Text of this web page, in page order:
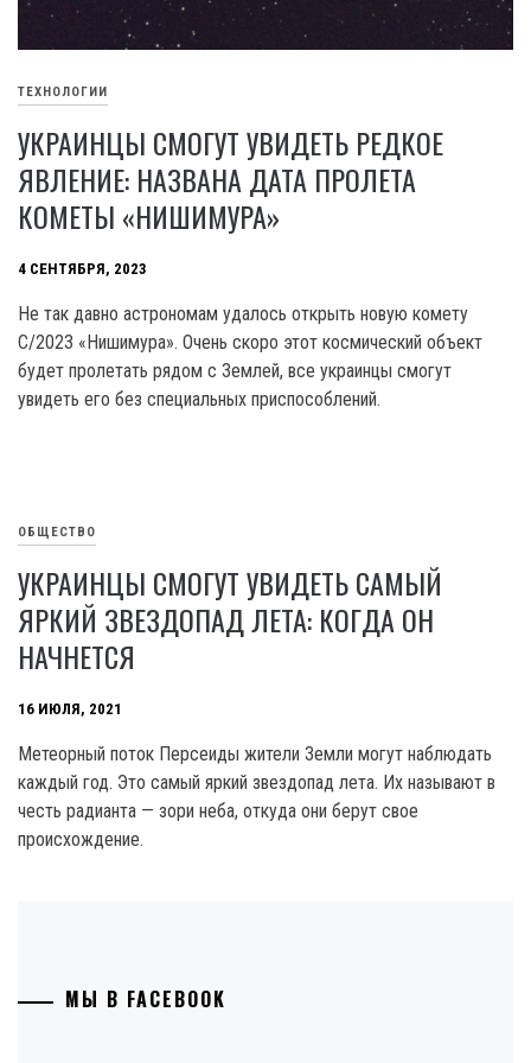
ТЕХНОЛОГИИ
УКРАИНЦЫ СМОГУТ УВИДЕТЬ РЕДКОЕ
ЯВЛЕНИЕ: НАЗВАНА ДАТА ПРОЛЕТА
КОМЕТЫ «НИШИМУРА»
4 СЕНТЯБРЯ, 2023
Не так давно астрономам удалось открыть новую комету
С/2023 «Нишимура». Очень скоро этот космический объект
будет пролетать рядом с Землей, все украинцы смогут
увидеть его без специальных приспособлений.
ОБЩЕСТВО
УКРАИНЦЫ СМОГУТ УВИДЕТЬ САМЫЙ
ЯРКИЙ ЗВЕЗДОПАД ЛЕТА: КОГДА ОН
НАЧНЕТСЯ
16 ИЮЛЯ, 2021
Метеорный поток Персеиды жители Земли могут наблюдать
каждый год. Это самый яркий звездопад лета. Их называют в
честь радианта — зори неба, откуда они берут свое
происхождение.
МЫ В FACEBOOK